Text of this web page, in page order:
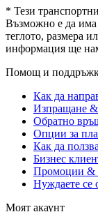
* Тези
Възможно е да има
теглото, размера
информация ще
Помощ и
Как да
Изпращане &
Обратно
Опции за
Как да
Бизнес
Промоции &
Нуждаете се
Моят акаунт